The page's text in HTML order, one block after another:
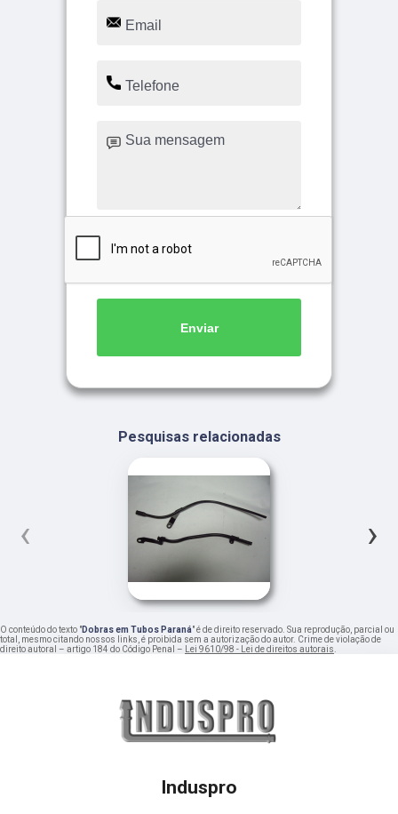
Enviar
Pesquisas relacionadas
‹ ›
O conteúdo do texto "Dobras em Tubos Paraná" é de direito reservado. Sua reprodução, parcial ou
total, mesmo citando nossos links, é proibida sem a autorização do autor. Crime de violação de
direito autoral – artigo 184 do Código Penal – Lei 9610/98 - Lei de direitos autorais.
Induspro